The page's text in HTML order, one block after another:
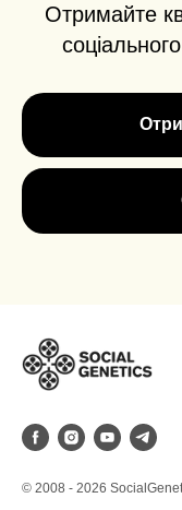
Отримайте
© 2008 - 2026